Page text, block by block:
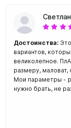
Достоинства:
вариантов,
великолепное.
размеру, маловат,
Мои параметры -
нужно брать, не